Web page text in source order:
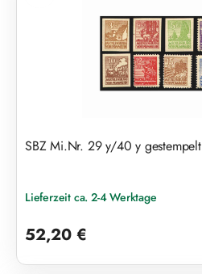
SBZ Mi.Nr. 29 y/40 y gestempelt
Lieferzeit ca. 2-4 Werktage
52,20 €